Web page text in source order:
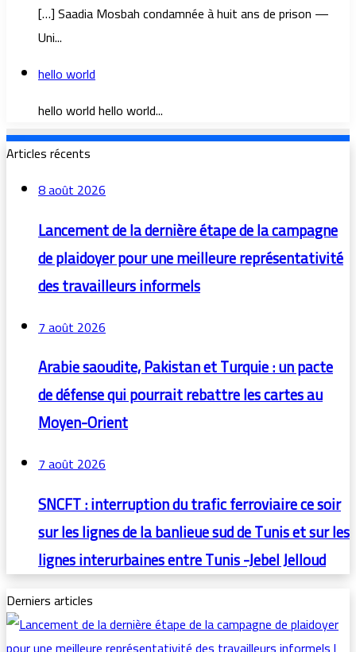
[…] Saadia Mosbah condamnée à huit ans de prison —
Uni...
hello world
hello world hello world...
Articles récents
8 août 2026
Lancement de la dernière étape de la campagne
de plaidoyer pour une meilleure représentativité
des travailleurs informels
7 août 2026
Arabie saoudite, Pakistan et Turquie : un pacte
de défense qui pourrait rebattre les cartes au
Moyen-Orient
7 août 2026
SNCFT : interruption du trafic ferroviaire ce soir
sur les lignes de la banlieue sud de Tunis et sur les
lignes interurbaines entre Tunis -Jebel Jelloud
Derniers articles